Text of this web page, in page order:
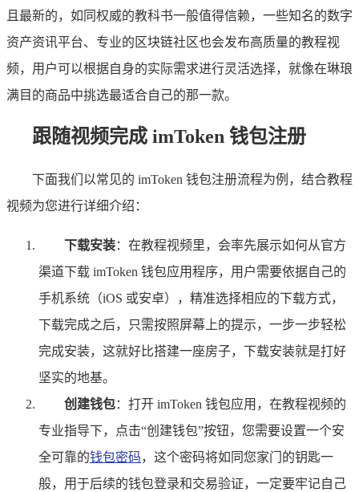
且最新的，如同权威的教科书一般值得信赖，一些知名的数字
资产资讯平台、专业的区块链社区也会发布高质量的教程视
频，用户可以根据自身的实际需求进行灵活选择，就像在琳琅
满目的商品中挑选最适合自己的那一款。
跟随视频完成 imToken 钱包注册
下面我们以常见的 imToken 钱包注册流程为例，结合教程
视频为您进行详细介绍：
下载安装：在教程视频里，会率先展示如何从官方
渠道下载 imToken 钱包应用程序，用户需要依据自己的
手机系统（iOS 或安卓），精准选择相应的下载方式，
下载完成之后，只需按照屏幕上的提示，一步一步轻松
完成安装，这就好比搭建一座房子，下载安装就是打好
坚实的地基。
创建钱包：打开 imToken 钱包应用，在教程视频的
专业指导下，点击“创建钱包”按钮，您需要设置一个安
全可靠的钱包密码，这个密码将如同您家门的钥匙一
般，用于后续的钱包登录和交易验证，一定要牢记自己